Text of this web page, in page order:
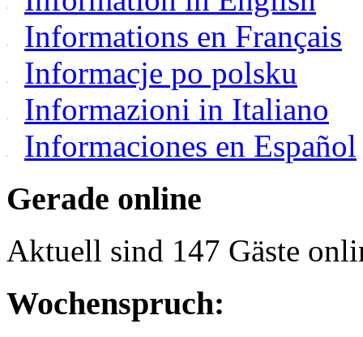
Informations en Français
Informacje po polsku
Informazioni in Italiano
Informaciones en Español
Gerade online
Aktuell sind 147 Gäste
Wochenspruch: